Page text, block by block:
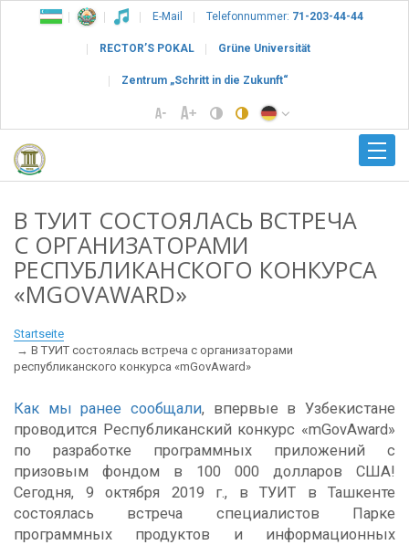
E-Mail Telefonnummer: 71-203-44-44
RECTOR’S POKAL Grüne Universität
Zentrum „Schritt in die Zukunft“
В ТУИТ СОСТОЯЛАСЬ ВСТРЕЧА
С ОРГАНИЗАТОРАМИ
РЕСПУБЛИКАНСКОГО КОНКУРСА
«MGOVAWARD»
Startseite
В ТУИТ состоялась встреча с организаторами
республиканского конкурса «mGovAward»
Как мы ранее сообщали, впервые в Узбекистане
проводится Республиканский конкурс «mGovAward»
по разработке программных приложений с
призовым фондом в 100 000 долларов США!
Сегодня, 9 октября 2019 г., в ТУИТ в Ташкенте
состоялась встреча специалистов Парке
программных продуктов и информационных